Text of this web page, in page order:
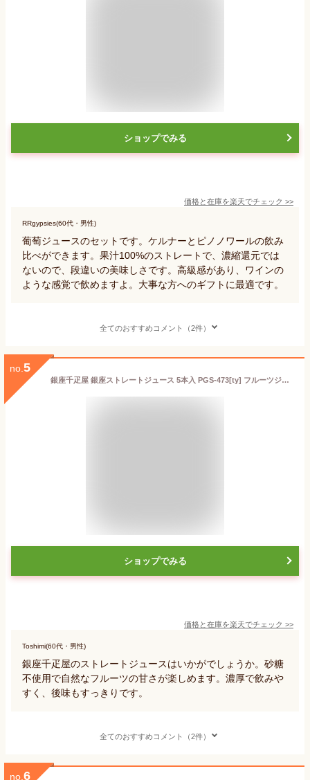
ショップでみる
価格と在庫を楽天でチェック >>
RRgypsies(60代・男性)
葡萄ジュースのセットです。ケルナーとピノノワールの飲み
比べができます。果汁100%のストレートで、濃縮還元では
ないので、段違いの美味しさです。高級感があり、ワインの
ような感覚で飲めますよ。大事な方へのギフトに最適です。
全てのおすすめコメント（2件）
no. 5
銀座千疋屋 銀座ストレートジュース 5本入 PGS-473[ty] フルーツジュース ギフト 砂糖不使用 高級 かわいい 送料無料 お見舞い ジュース 内祝い 法事 父の日
ショップでみる
価格と在庫を楽天でチェック >>
Toshimi(60代・男性)
銀座千疋屋のストレートジュースはいかがでしょうか。砂糖
不使用で自然なフルーツの甘さが楽しめます。濃厚で飲みや
すく、後味もすっきりです。
全てのおすすめコメント（2件）
no. 6